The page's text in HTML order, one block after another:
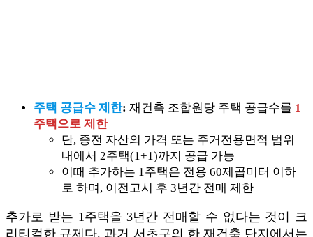
주택 공급수 제한: 재건축 조합원당 주택 공급수를 1
주택으로 제한
단, 종전 자산의 가격 또는 주거전용면적 범위
내에서 2주택(1+1)까지 공급 가능
이때 추가하는 1주택은 전용 60제곱미터 이하
로 하며, 이전고시 후 3년간 전매 제한
추가로 받는 1주택을 3년간 전매할 수 없다는 것이 크
리티컬한 규제다. 과거 서초구의 한 재건축 단지에서는